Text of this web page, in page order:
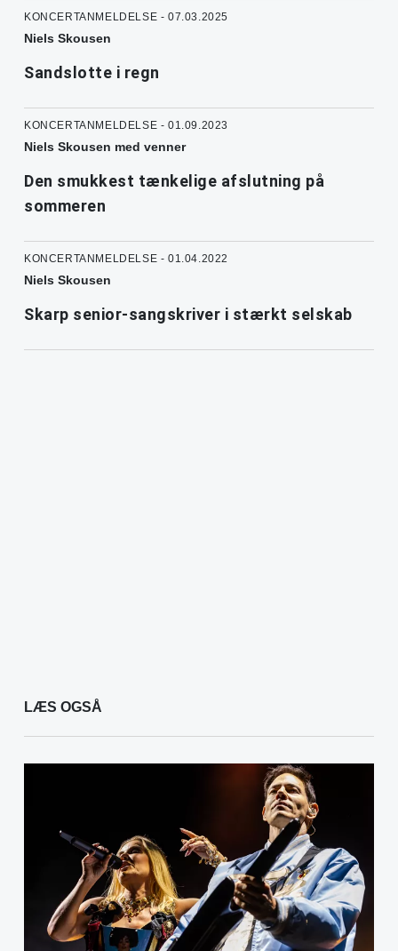
KONCERTANMELDELSE - 07.03.2025
Niels Skousen
Sandslotte i regn
KONCERTANMELDELSE - 01.09.2023
Niels Skousen med venner
Den smukkest tænkelige afslutning på
sommeren
KONCERTANMELDELSE - 01.04.2022
Niels Skousen
Skarp senior-sangskriver i stærkt selskab
LÆS OGSÅ